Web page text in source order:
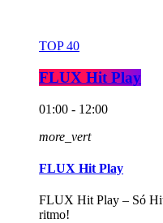
TOP 40
FLUX Hit Play
01:00 - 12:00
more_vert
FLUX Hit Play
FLUX Hit Play – Só
ritmo!